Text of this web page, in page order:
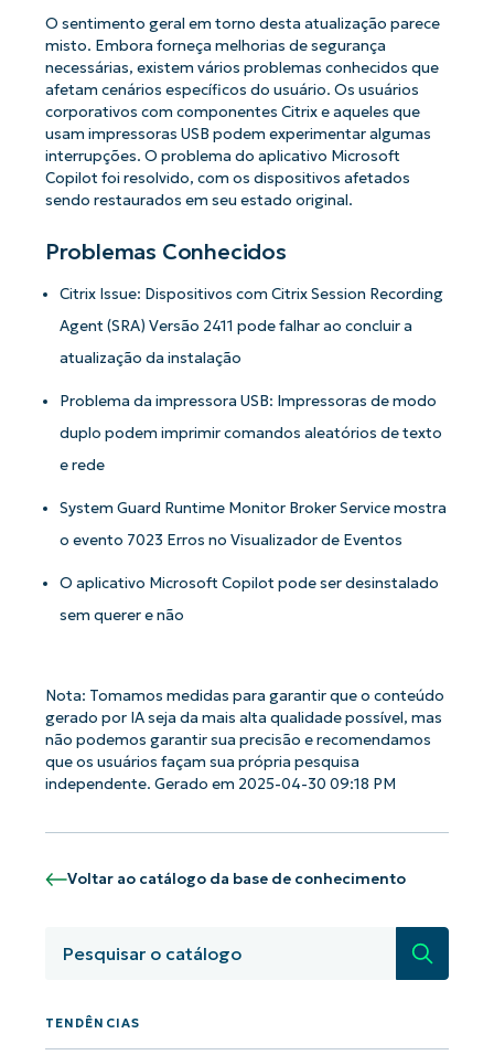
O sentimento geral em torno desta atualização parece
misto. Embora forneça melhorias de segurança
necessárias, existem vários problemas conhecidos que
afetam cenários específicos do usuário. Os usuários
corporativos com componentes Citrix e aqueles que
usam impressoras USB podem experimentar algumas
interrupções. O problema do aplicativo Microsoft
Copilot foi resolvido, com os dispositivos afetados
sendo restaurados em seu estado original.
Problemas Conhecidos
Citrix Issue: Dispositivos com Citrix Session Recording
Agent (SRA) Versão 2411 pode falhar ao concluir a
atualização da instalação
Problema da impressora USB: Impressoras de modo
duplo podem imprimir comandos aleatórios de texto
e rede
System Guard Runtime Monitor Broker Service mostra
o evento 7023 Erros no Visualizador de Eventos
O aplicativo Microsoft Copilot pode ser desinstalado
sem querer e não
Nota: Tomamos medidas para garantir que o conteúdo
gerado por IA seja da mais alta qualidade possível, mas
não podemos garantir sua precisão e recomendamos
que os usuários façam sua própria pesquisa
independente. Gerado em 2025-04-30 09:18 PM
Voltar ao catálogo da base de conhecimento
TENDÊNCIAS
Comece a usar as análises de KB
First
last